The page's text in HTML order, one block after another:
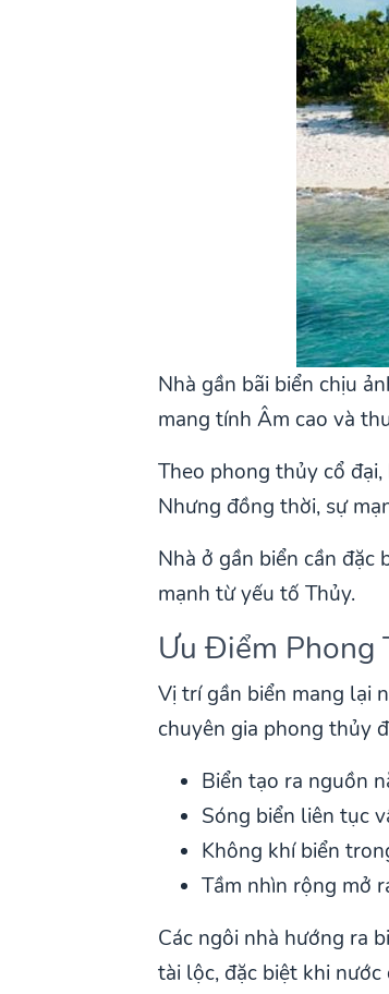
Nhà gần bãi biển chịu
mang tính Âm cao và
Theo phong thủy cổ
Nhưng đồng thời, sự
Nhà ở gần biển cần
mạnh từ yếu tố Thủy.
Ưu Điểm Phong
Vị trí gần biển mang lại
chuyên gia phong thủy
Biển tạo ra nguồn
Sóng biển liên tục
Không khí biển
Tầm nhìn rộng mở
Các ngôi nhà hướng ra
tài lộc, đặc biệt khi